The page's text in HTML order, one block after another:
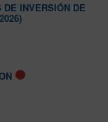
DE INVERSIÓN DE